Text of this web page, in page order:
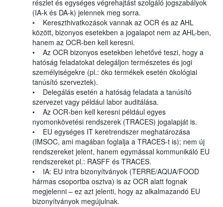
részlet és egységes végrehajtást szolgáló jogszabályok
(IA-k és DA-k) jelennek meg sorra.
• Kereszthivatkozások vannak az OCR és az AHL
között, bizonyos esetekben a jogalapot nem az AHL-ben,
hanem az OCR-ben kell keresni.
• Az OCR bizonyos esetekben lehetővé teszi, hogy a
hatóság feladatokat delegáljon természetes és jogi
személyiségekre (pl.: öko termékek esetén ökológiai
tanúsító szerveztek).
• Delegálás esetén a hatóság feladata a tanúsító
szervezet vagy például labor auditálása.
• Az OCR-ben kell keresni például egyes
nyomonkövetési rendszerek (TRACES) jogalapját is.
• EU egységes IT keretrendszer meghatározása
(IMSOC, ami magában foglalja a TRACES-t is); nem új
rendszereket jelent, hanem egymással kommunikáló EU
rendszereket pl.: RASFF és TRACES.
• IA: EU intra bizonyítványok (TERRE/AQUA/FOOD
hármas csoportba osztva) is az OCR alatt fognak
megjelenni – ez azt jelenti, hogy az alkalmazandó EU
bizonyítványok megújulnak.